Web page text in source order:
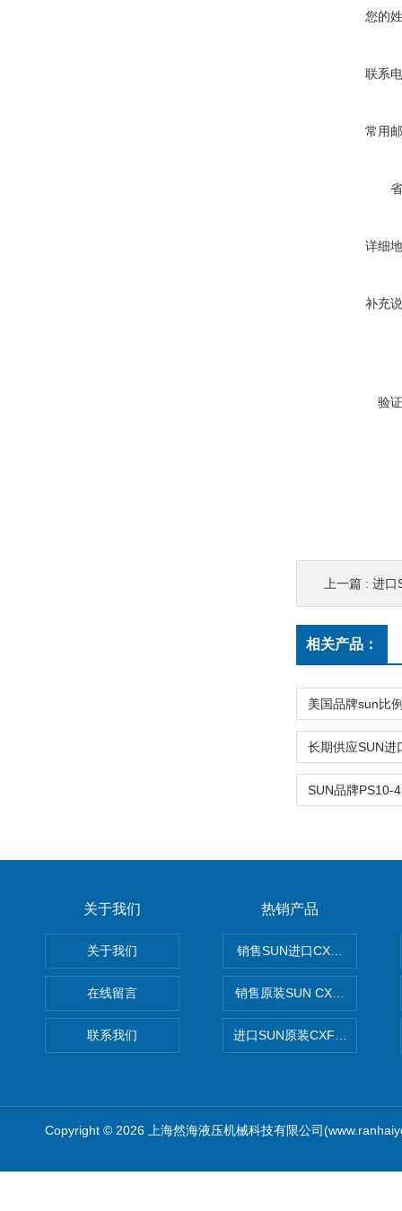
您的
联系
常用
详细
补充
验
上一篇 : 进口
相关产品：
关于我们
关于我们
在线留言
联系我们
热销产品
销售SUN进口CXGDXCN插
销售原装SUN CXJAXCN全
进口SUN原装CXFAXCN导压
Copyright © 2026 上海然海液压机械科技有限公司